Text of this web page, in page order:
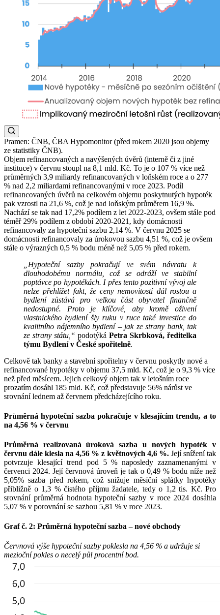
Pramen: ČNB, ČBA Hypomonitor (před rokem 2020 jsou objemy
ze statistiky ČNB).
Objem refinancovaných a navýšených úvěrů (interně či z jiné
instituce) v červnu stoupl na 8,1 mld. Kč. To je o 107 % více než
průměrných 3,9 miliardy refinancovaných v loňském roce a o 277
% nad 2,2 miliardami refinancovanými v roce 2023. Podíl
refinancovaných úvěrů na celkovém objemu poskytnutých hypoték
pak vzrostl na 21,6 %, což je nad loňským průměrem 16,9 %.
Nachází se tak nad 17,2% podílem z let 2022-2023, ovšem stále pod
téměř 29% podílem z období 2020-2021, kdy domácnosti
refinancovaly za hypoteční sazbu 2,14 %. V červnu 2025 se
domácnosti refinancovaly za úrokovou sazbu 4,51 %, což je ovšem
stále o výrazných 0,5 % bodu méně než 5,05 % před rokem.
„Hypoteční sazby pokračují ve svém návratu k
dlouhodobému normálu, což se odráží ve stabilní
poptávce po hypotékách. I přes tento pozitivní vývoj ale
nelze přehlížet fakt, že ceny nemovitostí dál rostou a
bydlení zůstává pro velkou část obyvatel finančně
nedostupné. Proto je klíčové, aby kromě oživení
vlastnického bydlení šly ruku v ruce také investice do
kvalitního nájemního bydlení – jak ze strany bank, tak
ze strany státu,“ podotýká Petra Skrbková, ředitelka
týmu Bydlení v České spořitelně.
Celkově tak banky a stavební spořitelny v červnu poskytly nové a
refinancované hypotéky v objemu 37,5 mld. Kč, což je o 9,3 % více
než před měsícem. Jejich celkový objem tak v letošním roce
prozatím dosáhl 185 mld. Kč, což představuje 56% nárůst ve
srovnání lednem až červnem předcházejícího roku.
Průměrná hypoteční sazba pokračuje v klesajícím trendu, a to
na 4,56 % v červnu
Průměrná realizovaná úroková sazba u nových hypoték v
červnu dále klesla na 4,56 % z květnových 4,6 %. Její snížení tak
potvrzuje klesající trend pod 5 % naposledy zaznamenanými v
červenci 2024. Její červnová úroveň je tak o 0,49 % bodu níže než
5,05% sazba před rokem, což snižuje měsíční splátky hypotéky
přibližně o 1,3 % čistého příjmu žadatele, tedy o 1,2 tis. Kč. Pro
srovnání průměrná hodnota hypoteční sazby v roce 2024 dosáhla
5,07 % v porovnání se sazbou 5,81 % v roce 2023.
Graf č. 2: Průměrná hypoteční sazba – nové obchody
Červnová výše hypoteční sazby poklesla na 4,56 % a udržuje si
mezioční pokles o necelý půl procentní bod.